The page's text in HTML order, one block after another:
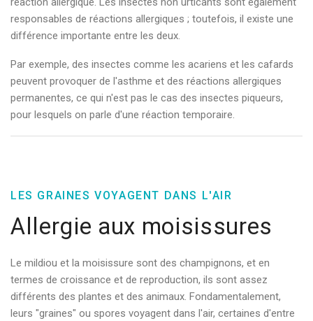
responsables de réactions allergiques ; toutefois, il existe une
différence importante entre les deux.
Par exemple, des insectes comme les acariens et les cafards
peuvent provoquer de l'asthme et des réactions allergiques
permanentes, ce qui n'est pas le cas des insectes piqueurs,
pour lesquels on parle d'une réaction temporaire.
LES GRAINES VOYAGENT DANS L'AIR
Allergie aux moisissures
Le mildiou et la moisissure sont des champignons, et en
termes de croissance et de reproduction, ils sont assez
différents des plantes et des animaux. Fondamentalement,
leurs "graines" ou spores voyagent dans l'air, certaines d'entre